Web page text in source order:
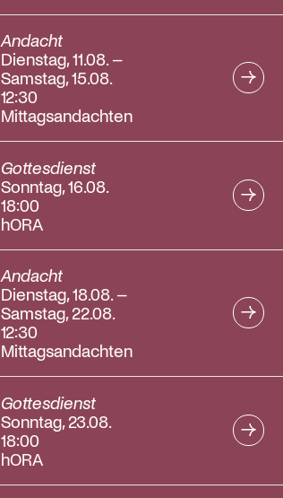
Bildunterschrift ein/
Andacht
Dienstag, 11.08. –
Samstag, 15.08.
12:30
Mittagsandachten
Gottesdienst
Sonntag, 16.08.
18:00
hORA
Andacht
Dienstag, 18.08. –
Samstag, 22.08.
12:30
Mittagsandachten
Gottesdienst
Sonntag, 23.08.
18:00
hORA